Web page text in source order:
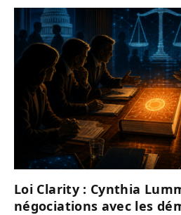
Loi Clarity : Cynthia
négociations avec les